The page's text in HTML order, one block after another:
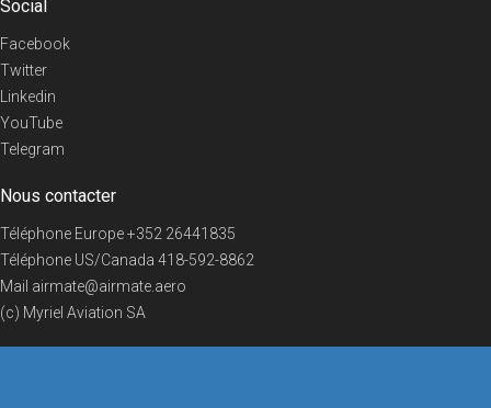
Social
Facebook
Twitter
Linkedin
YouTube
Telegram
Nous contacter
Téléphone Europe+352 26441835
Téléphone US/Canada 418-592-8862
Mail airmate@airmate.aero
(c) Myriel Aviation SA